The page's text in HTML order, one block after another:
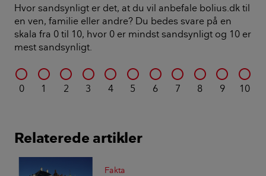
Hvor sandsynligt er det, at du vil anbefale bolius.dk til
en ven, familie eller andre? Du bedes svare på en
skala fra 0 til 10, hvor 0 er mindst sandsynligt og 10 er
mest sandsynligt.
0 1 2 3 4 5 6 7 8 9 10
Relaterede artikler
Fakta